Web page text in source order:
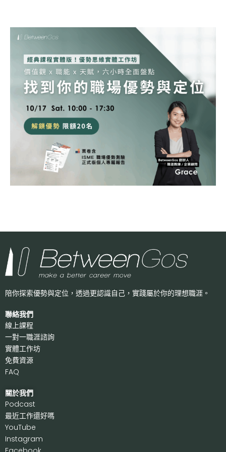
陪你探索優勢與定位，透過更認識自己， 實踐屬於你的理想職涯。
聯絡我們
線上課程
一對一職涯諮詢
實體工作坊
免費資源
FAQ
關於我們
Podcast
最近工作還好嗎
YouTube
Instagram